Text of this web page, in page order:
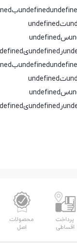
undefined
undefinedقundefinedیundefinedمundefinedتundefined
undefinedتundefinedمundefinedاundefinedسundefined
undefined
undefinedقundefinedیundefinedمundefinedتundefined
undefinedتundefinedمundefinedاundefinedسundefined
پرداخت
اقساطی
محصولات
اصل